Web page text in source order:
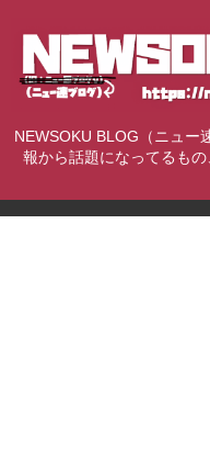
NEWSOKU BLOG（ニュー
報から話題になってるも